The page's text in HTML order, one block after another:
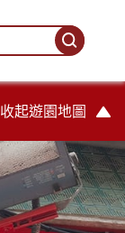
收起遊園地圖